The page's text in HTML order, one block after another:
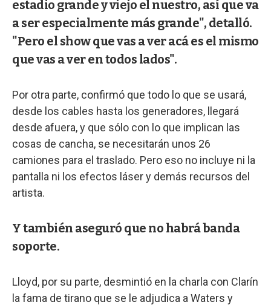
estadio grande y viejo el nuestro, así que va
a ser especialmente más grande", detalló.
"Pero el show que vas a ver acá es el mismo
que vas a ver en todos lados".
Por otra parte, confirmó que todo lo que se usará,
desde los cables hasta los generadores, llegará
desde afuera, y que sólo con lo que implican las
cosas de cancha, se necesitarán unos 26
camiones para el traslado. Pero eso no incluye ni la
pantalla ni los efectos láser y demás recursos del
artista.
Y también aseguró que no habrá banda
soporte.
Lloyd, por su parte, desmintió en la charla con Clarín
la fama de tirano que se le adjudica a Waters y